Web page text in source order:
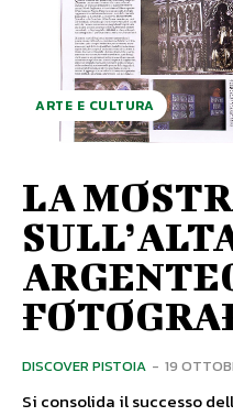
ARTE E CULTURA
LA
DISCOVER PISTOIA - 19
Si consolida il successo